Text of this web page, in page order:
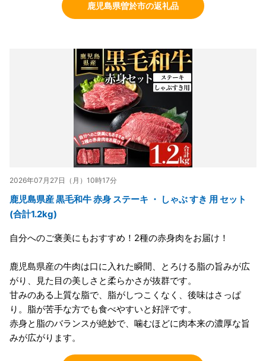
鹿児島県曽於市の返礼品
2026年07月27日（月）10時17分
鹿児島県産 黒毛和牛 赤身 ステーキ ・ しゃぶ すき 用 セット
(合計1.2kg)
自分へのご褒美にもおすすめ！2種の赤身肉をお届け！
鹿児島県産の牛肉は口に入れた瞬間、とろける脂の旨みが広
がり、見た目の美しさと柔らかさが抜群です。
甘みのある上質な脂で、脂がしつこくなく、後味はさっぱ
り。脂が苦手な方でも食べやすいと好評です。
赤身と脂のバランスが絶妙で、噛むほどに肉本来の濃厚な旨
みが広がります。